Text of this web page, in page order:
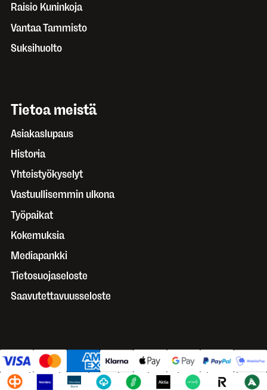
Raisio Kuninkoja
Vantaa Tammisto
Suksihuolto
Tietoa meistä
Asiakaslupaus
Historia
Yhteistyökyselyt
Vastuullisemmin ulkona
Työpaikat
Kokemuksia
Mediapankki
Tietosuojaseloste
Saavutettavuusseloste